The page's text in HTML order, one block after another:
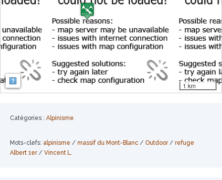
Map: Map: © OpenStreetMap contributors,SRTM | Map style:
1 km
Catégories : Alpinisme
Mots-clefs: alpinisme / massif du Mont-Blanc / Outdoor/ refuge
Albert 1er/ Vincent L.